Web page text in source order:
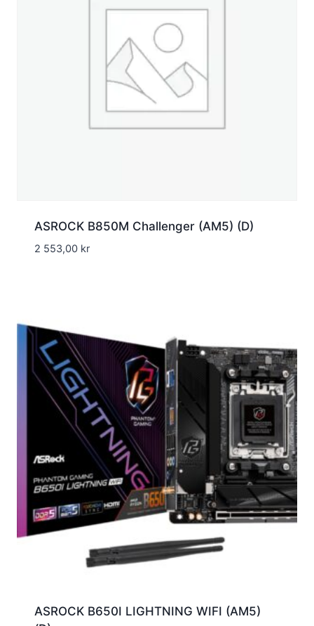
ASROCK B850M Challenger (AM5) (D)
2 553,00 kr
ASROCK B650I LIGHTNING WIFI (AM5)